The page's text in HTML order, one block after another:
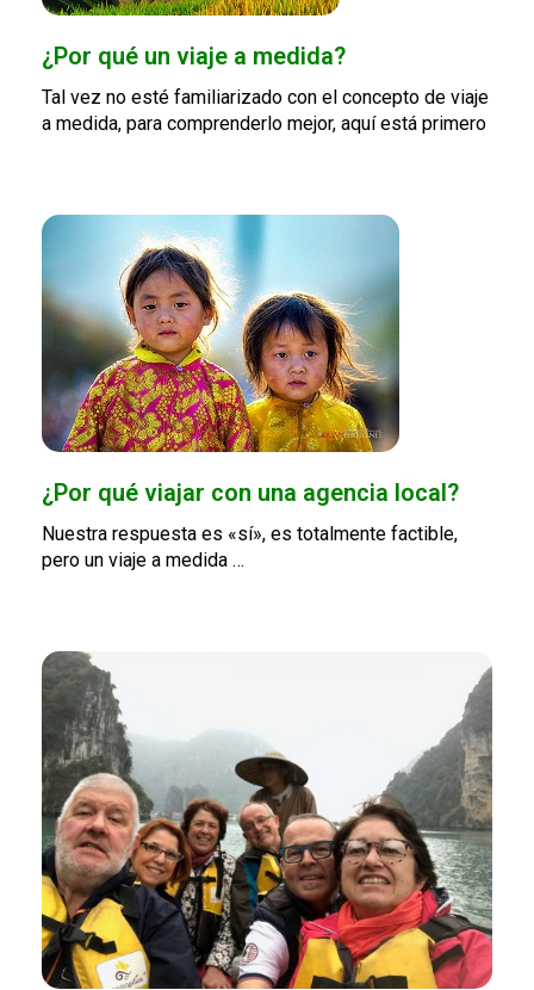
¿Por qué un viaje a medida?
Tal vez no esté familiarizado con el concepto de viaje
a medida, para comprenderlo mejor, aquí está primero
¿Por qué viajar con una agencia local?
Nuestra respuesta es «sí», es totalmente factible,
pero un viaje a medida …